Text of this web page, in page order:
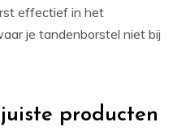
effectief in het
je tandenborstel niet bij
producten